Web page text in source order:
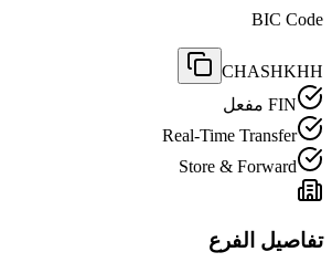
BIC Code
CHASHKHH
FIN مفعل
Real-Time Transfer
Store & Forward
تفاصيل الفرع